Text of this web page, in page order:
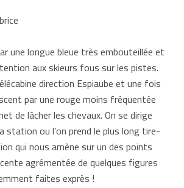
une longue bleue très embouteillée et
aux skieurs fous sur les pistes.
direction Espiaube et une fois
par une rouge moins fréquentée
de lâcher les chevaux. On se dirige
station ou l’on prend le plus long tire-
qui nous amène sur un des points
agrémentée de quelques figures
faites exprès !